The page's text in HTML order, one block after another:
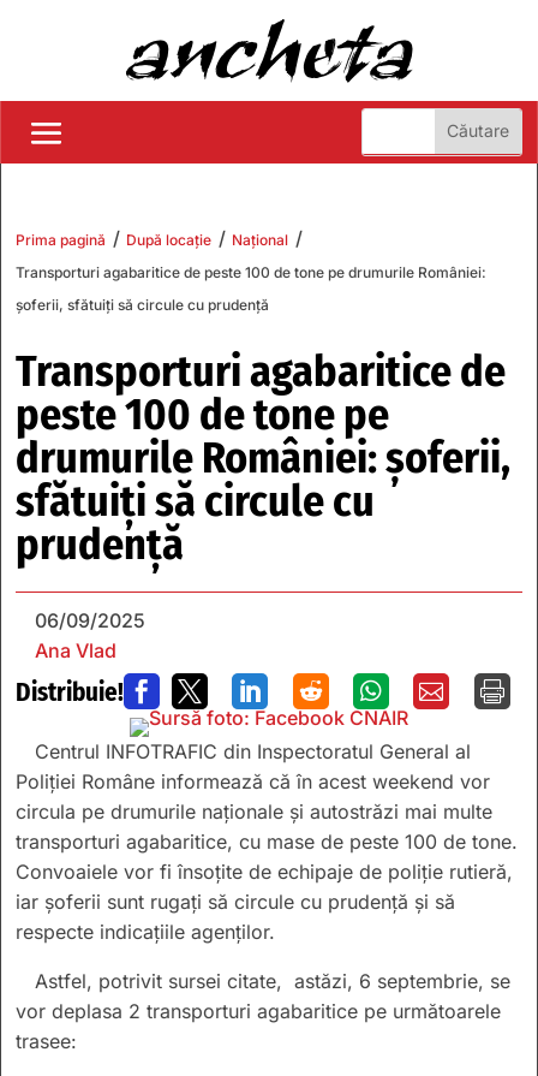
Prima pagină / După locație / Național /
Transporturi agabaritice de peste 100 de tone pe drumurile României:
șoferii, sfătuiți să circule cu prudență
Transporturi agabaritice de
peste 100 de tone pe
drumurile României: șoferii,
sfătuiți să circule cu
prudență
06/09/2025
Ana Vlad
Distribuie!       
Centrul INFOTRAFIC din Inspectoratul General al
Poliției Române informează că în acest weekend vor
circula pe drumurile naționale și autostrăzi mai multe
transporturi agabaritice, cu mase de peste 100 de tone.
Convoaiele vor fi însoțite de echipaje de poliție rutieră,
iar șoferii sunt rugați să circule cu prudență și să
respecte indicațiile agenților.
Astfel, potrivit sursei citate, astăzi, 6 septembrie, se
vor deplasa 2 transporturi agabaritice pe următoarele
trasee: